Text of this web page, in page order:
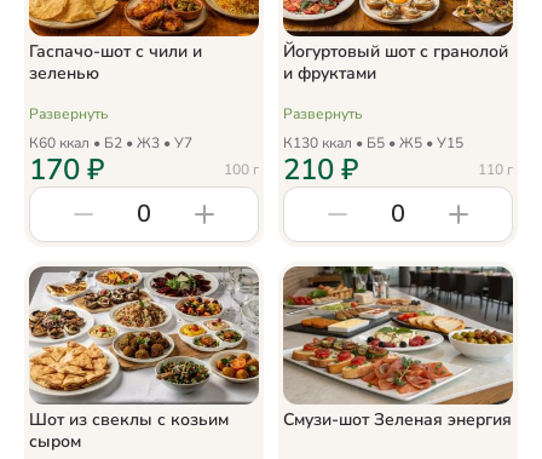
Гаспачо-шот с чили и
зеленью
Развернуть
К60 ккал • Б2 • Ж3 • У7
100 г
170₽
0
Йогуртовый шот с гранолой
и фруктами
Развернуть
К130 ккал • Б5 • Ж5 • У15
110 г
210₽
0
Шот из свеклы с козьим
сыром
Смузи-шот Зеленая энергия